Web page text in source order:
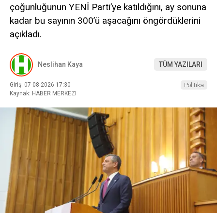
çoğunluğunun YENİ Parti’ye katıldığını, ay sonuna
kadar bu sayının 300’ü aşacağını öngördüklerini
açıkladı.
Neslihan Kaya TÜM YAZILARI
Giriş: 07-08-2026 17:30
Kaynak: HABER MERKEZI
Politika